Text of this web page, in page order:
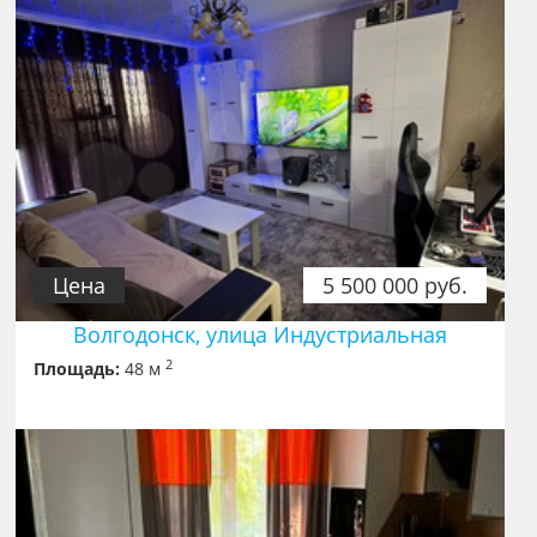
5 500 000 руб.
Цена
Волгодонск, улица Индустриальная
Площадь: 48 м2